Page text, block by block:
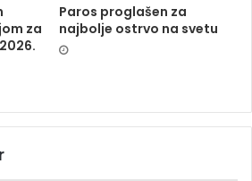
za
Paros proglašen za
najbolje ostrvo na svetu